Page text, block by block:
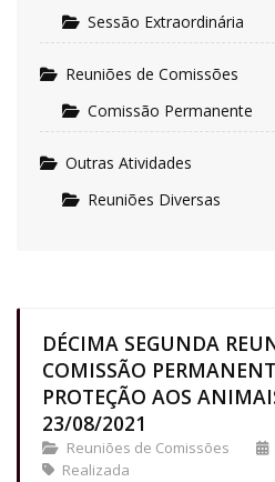
DÉCIMA SEGUNDA
COMISSÃO
PROTEÇÃO AOS
23/08/2021
Reuniões de Comissões
Realizada
Sessão Extraordinária
Reuniões de Comissões
Comissão Permanente
Outras Atividades
Reuniões Diversas